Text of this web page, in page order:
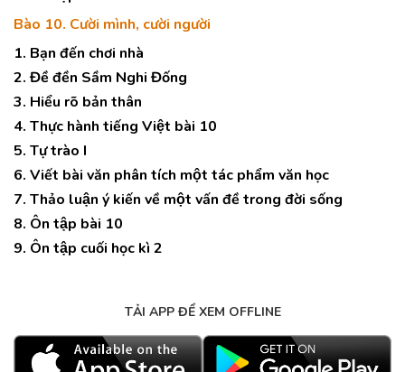
Bào 10. Cười mình, cười người
1. Bạn đến chơi nhà
2. Đề đền Sầm Nghi Đống
3. Hiểu rõ bản thân
4. Thực hành tiếng Việt bài 10
5. Tự trào I
6. Viết bài văn phân tích một tác phẩm văn học
7. Thảo luận ý kiến về một vấn đề trong đời sống
8. Ôn tập bài 10
9. Ôn tập cuối học kì 2
TẢI APP ĐỂ XEM OFFLINE